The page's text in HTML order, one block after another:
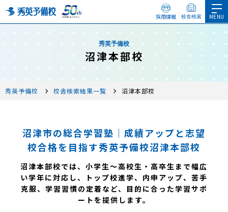
採用情報 校舎検索
秀英予備校
沼津本部校
秀英予備校 校舎検索結果一覧 沼津本部校
沼津市の総合学習塾｜成績アップと志望
校合格を目指す秀英予備校沼津本部校
沼津本部校では、小学生～高校生・高卒生まで幅広
い学年に対応し、トップ校進学、内申アップ、苦手
克服、学習習慣の定着など、目的に合った学習サポ
ートを提供します。